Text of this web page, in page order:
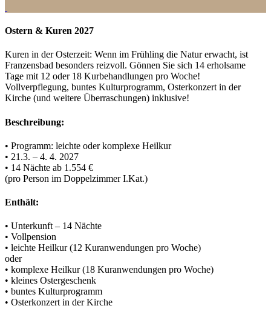
Ostern & Kuren 2027
Kuren in der Osterzeit: Wenn im Frühling die Natur erwacht, ist
Franzensbad besonders reizvoll. Gönnen Sie sich 14 erholsame
Tage mit 12 oder 18 Kurbehandlungen pro Woche!
Vollverpflegung, buntes Kulturprogramm, Osterkonzert in der
Kirche (und weitere Überraschungen) inklusive!
Beschreibung:
• Programm: leichte oder komplexe Heilkur
• 21.3. – 4. 4. 2027
• 14 Nächte ab 1.554 €
(pro Person im Doppelzimmer I.Kat.)
Enthält:
• Unterkunft – 14 Nächte
• Vollpension
• leichte Heilkur (12 Kuranwendungen pro Woche)
oder
• komplexe Heilkur (18 Kuranwendungen pro Woche)
• kleines Ostergeschenk
• buntes Kulturprogramm
• Osterkonzert in der Kirche